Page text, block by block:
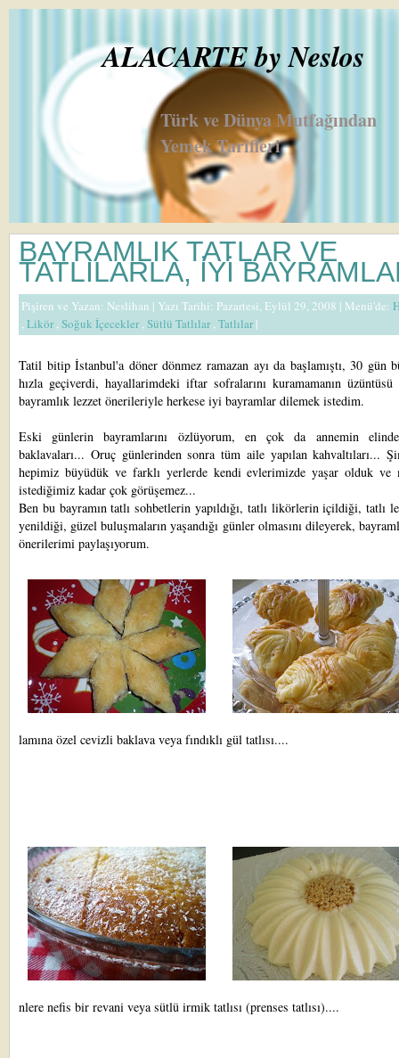
ALACARTE by Neslos
Türk ve Dünya Mutfağından
Yemek Tarifleri
BAYRAMLIK TATLAR VE
TATLILARLA, İYİ
Pişiren ve Yazan: Neslihan | Yazı Tarihi: Pazartesi, Eylül 29, 2008 | Menü'de:
,Likör,Soğuk İçecekler,Sütlü Tatlılar,Tatlılar|
Tatil bitip İstanbul'a döner dönmez ramazan ayı da başlamıştı, 30 gün
hızla geçiverdi, hayallarimdeki iftar sofralarını kuramamanın
bayramlık lezzet önerileriyle herkese iyi bayramlar dilemek istedim.
Eski günlerin bayramlarını özlüyorum, en çok da annemin
baklavaları... Oruç günlerinden sonra tüm aile yapılan kahvaltıları...
hepimiz büyüdük ve farklı yerlerde kendi evlerimizde yaşar olduk ve
istediğimiz kadar çok görüşemez...
Ben bu bayramın tatlı sohbetlerin yapıldığı, tatlı likörlerin içildiği, tatlı
yenildiği, güzel buluşmaların yaşandığı günler olmasını dileyerek,
önerilerimi paylaşıyorum.
lamına özel cevizli baklavaveyafındıklı gül tatlısı....
nlere nefis bir revani veyasütlü irmik tatlısı (prenses tatlısı)....